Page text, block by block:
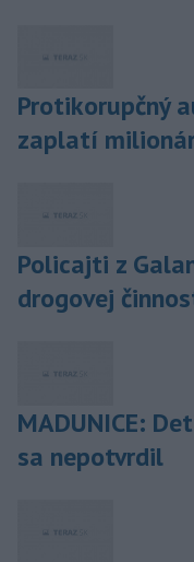
Protikorupčný
zaplatí
Policajti z
drogovej
MADUNICE:
sa nepotvrdil